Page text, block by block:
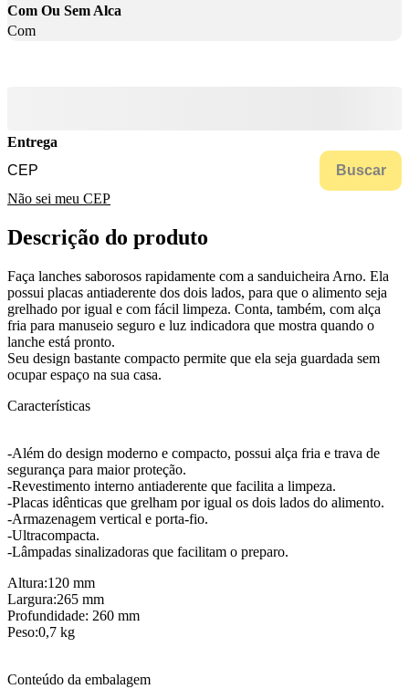
Com Ou Sem Alca
Com
Entrega
Buscar
Não sei meu CEP
Descrição do produto
Faça lanches saborosos rapidamente com a sanduicheira Arno. Ela
possui placas antiaderente dos dois lados, para que o alimento seja
grelhado por igual e com fácil limpeza. Conta, também, com alça
fria para manuseio seguro e luz indicadora que mostra quando o
lanche está pronto.
Seu design bastante compacto permite que ela seja guardada sem
ocupar espaço na sua casa.
Características
-Além do design moderno e compacto, possui alça fria e trava de
segurança para maior proteção.
-Revestimento interno antiaderente que facilita a limpeza.
-Placas idênticas que grelham por igual os dois lados do alimento.
-Armazenagem vertical e porta-fio.
-Ultracompacta.
-Lâmpadas sinalizadoras que facilitam o preparo.
Altura:120 mm
Largura:265 mm
Profundidade: 260 mm
Peso:0,7 kg
Conteúdo da embalagem